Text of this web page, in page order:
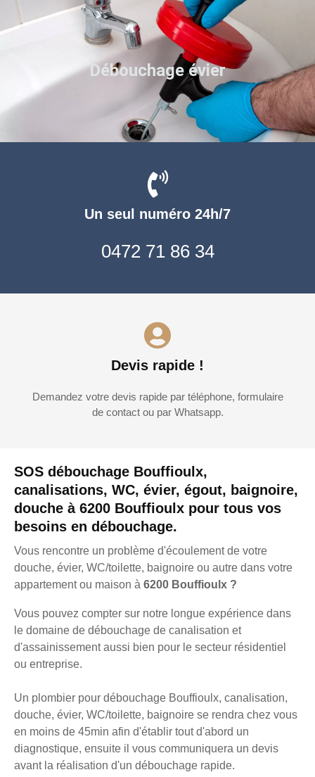
SOS débouchage Bouffioulx,
canalisations, WC, évier, égout, baignoire,
douche à 6200 Bouffioulx pour tous vos
besoins en débouchage.
Vous rencontre un problème d'écoulement de votre
douche, évier, WC/toilette, baignoire ou autre dans votre
appartement ou maison à 6200 Bouffioulx ?
Vous pouvez compter sur notre longue expérience dans
le domaine de débouchage de canalisation et
d'assainissement aussi bien pour le secteur résidentiel
ou entreprise.
Un plombier pour débouchage Bouffioulx, canalisation,
douche, évier, WC/toilette, baignoire se rendra chez vous
en moins de 45min afin d'établir tout d'abord un
diagnostique, ensuite il vous communiquera un devis
avant la réalisation d'un débouchage rapide.
Un seul numéro 24h/7
0472 71 86 34
Devis rapide !
Demandez votre devis rapide par téléphone, formulaire
de contact ou par Whatsapp.
Débouchage évier